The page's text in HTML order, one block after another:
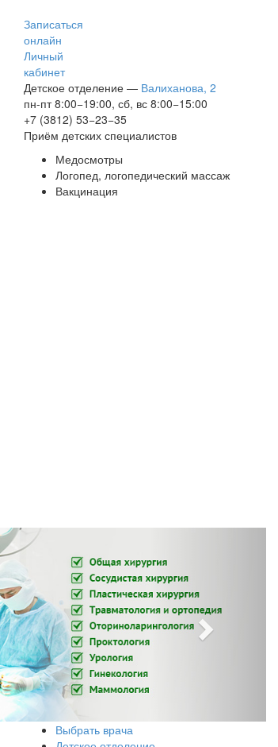
Записаться
онлайн
Личный
кабинет
Детское отделение — Валиханова, 2
пн-пт 8:00−19:00, сб, вс 8:00−15:00
+7 (3812) 53−23−35
Приём детских специалистов
Медосмотры
Логопед, логопедический массаж
Вакцинация
Выбрать врача